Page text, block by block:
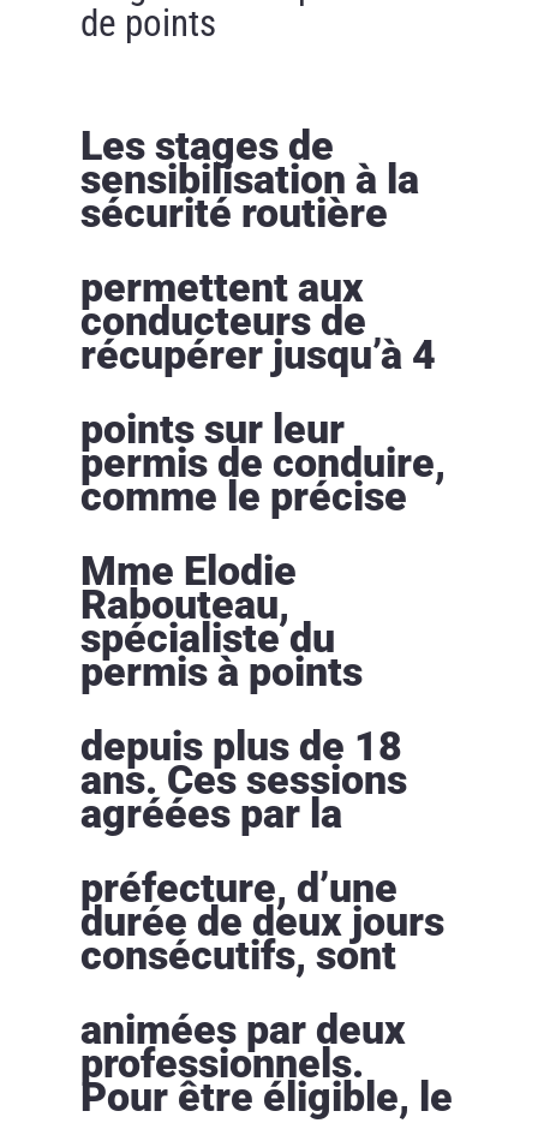
de points
Les stages de
sensibilisation à la
sécurité routière
permettent aux
conducteurs de
récupérer jusqu’à 4
points sur leur
permis de conduire,
comme le précise
Mme Elodie
Rabouteau,
spécialiste du
permis à points
depuis plus de 18
ans. Ces sessions
agréées par la
préfecture, d’une
durée de deux jours
consécutifs, sont
animées par deux
professionnels.
Pour être éligible, le